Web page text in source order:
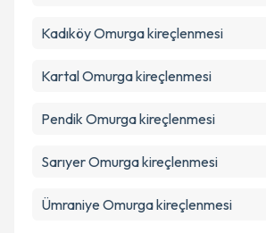
KadıköyOmurga kireçlenmesi
KartalOmurga kireçlenmesi
Pendik Omurga kireçlenmesi
SarıyerOmurga kireçlenmesi
Ümraniye Omurga kireçlenmesi